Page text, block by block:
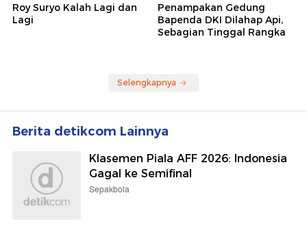
Roy Suryo Kalah Lagi dan
Lagi
Penampakan Gedung
Bapenda DKI Dilahap Api,
Sebagian Tinggal Rangka
Selengkapnya
Berita detikcom Lainnya
Klasemen Piala AFF 2026: Indonesia
Gagal ke Semifinal
Sepakbola